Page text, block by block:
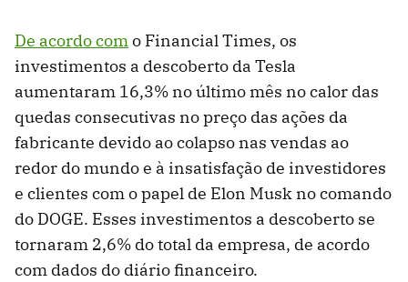
De acordo como Financial Times, os
investimentos a descoberto da Tesla
aumentaram 16,3% no último mês no calor das
quedas consecutivas no preço das ações da
fabricante devido ao colapso nas vendas ao
redor do mundo e à insatisfação de investidores
e clientes com o papel de Elon Musk no comando
do DOGE. Esses investimentos a descoberto se
tornaram 2,6% do total da empresa, de acordo
com dados do diário financeiro.